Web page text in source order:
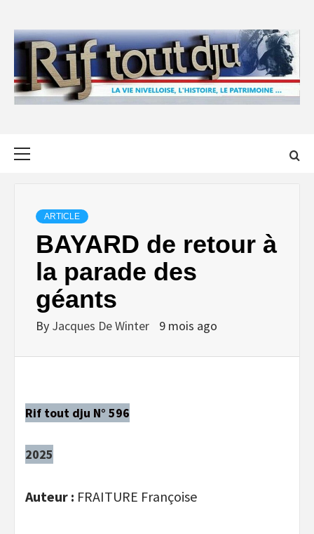
content
ARTICLE
BAYARD de retour à
la parade des
géants
By Jacques De Winter 9 mois ago
Rif tout dju N° 596
2025
Auteur : FRAITURE Françoise